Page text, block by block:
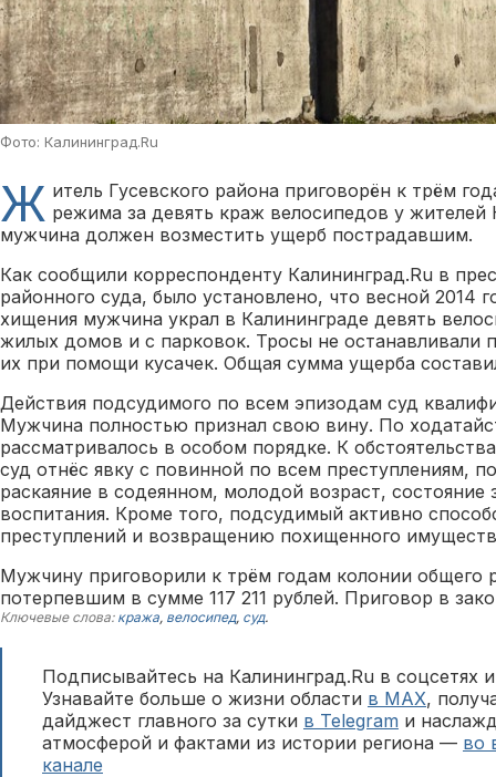
Фото: Калининград.Ru
Ж итель Гусевского района приговорён к трём
режима за девять краж велосипедов у жителей
мужчина должен возместить ущерб пострадавшим.
Как сообщили корреспонденту Калининград.Ru в
районного суда, было установлено, что весной 2014
хищения мужчина украл в Калининграде девять
жилых домов и с парковок. Тросы не останавливали
их при помощи кусачек. Общая сумма ущерба
Действия подсудимого по всем эпизодам суд
Мужчина полностью признал свою вину. По
рассматривалось в особом порядке. К
суд отнёс явку с повинной по всем преступлениям,
раскаяние в содеянном, молодой возраст, состояние
воспитания. Кроме того, подсудимый активно
преступлений и возвращению похищенного
Мужчину приговорили к трём годам колонии общего
потерпевшим в сумме 117 211 рублей. Приговор в
Ключевые слова: кража, велосипед, суд.
Подписывайтесь на Калининград.Ru в соцсетях
Узнавайте больше о жизни области в MAX,
дайджест главного за сутки в Telegram и
атмосферой и фактами из истории региона — во
канале